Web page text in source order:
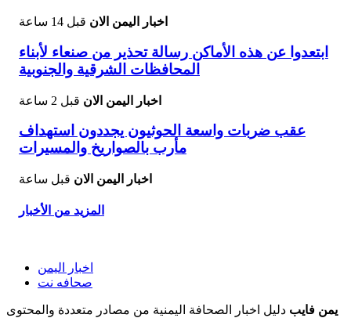
اخبار اليمن الان قبل 14 ساعة
ابتعدوا عن هذه الأماكن رسالة تحذير من صنعاء لأبناء
المحافظات الشرقية والجنوبية
اخبار اليمن الان قبل 2 ساعة
عقب ضربات واسعة الحوثيون يجددون استهداف
مأرب بالصواريخ والمسيرات
اخبار اليمن الان قبل ساعة
المزيد من الأخبار
اخبار اليمن
صحافه نت
يمن فايب دليل اخبار الصحافة اليمنية من مصادر متعددة والمحتوى